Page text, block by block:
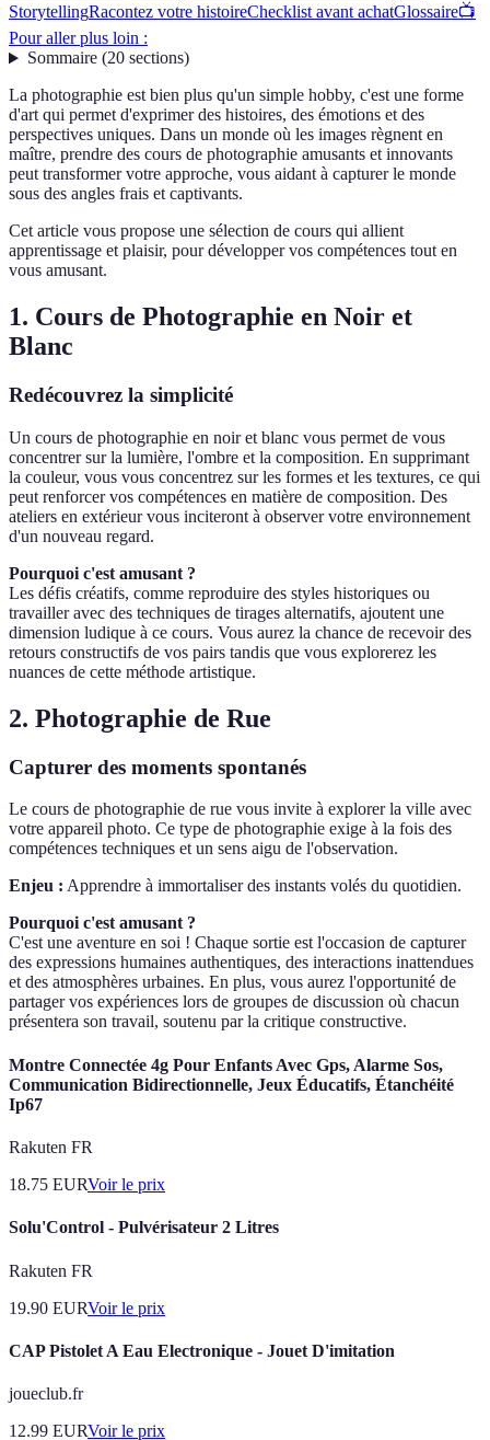
StorytellingRacontez votre histoireChecklist avant achatGlossaire📺
Pour aller plus loin :
Sommaire(20 sections)
La photographie est bien plus qu'un simple hobby, c'est une forme
d'art qui permet d'exprimer des histoires, des émotions et des
perspectives uniques. Dans un monde où les images règnent en
maître, prendre des cours de photographie amusants et innovants
peut transformer votre approche, vous aidant à capturer le monde
sous des angles frais et captivants.
Cet article vous propose une sélection de cours qui allient
apprentissage et plaisir, pour développer vos compétences tout en
vous amusant.
1. Cours de Photographie en Noir et
Blanc
Redécouvrez la simplicité
Un cours de photographie en noir et blanc vous permet de vous
concentrer sur la lumière, l'ombre et la composition. En supprimant
la couleur, vous vous concentrez sur les formes et les textures, ce qui
peut renforcer vos compétences en matière de composition. Des
ateliers en extérieur vous inciteront à observer votre environnement
d'un nouveau regard.
Pourquoi c'est amusant ?
Les défis créatifs, comme reproduire des styles historiques ou
travailler avec des techniques de tirages alternatifs, ajoutent une
dimension ludique à ce cours. Vous aurez la chance de recevoir des
retours constructifs de vos pairs tandis que vous explorerez les
nuances de cette méthode artistique.
2. Photographie de Rue
Capturer des moments spontanés
Le cours de photographie de rue vous invite à explorer la ville avec
votre appareil photo. Ce type de photographie exige à la fois des
compétences techniques et un sens aigu de l'observation.
Enjeu : Apprendre à immortaliser des instants volés du quotidien.
Pourquoi c'est amusant ?
C'est une aventure en soi ! Chaque sortie est l'occasion de capturer
des expressions humaines authentiques, des interactions inattendues
et des atmosphères urbaines. En plus, vous aurez l'opportunité de
partager vos expériences lors de groupes de discussion où chacun
présentera son travail, soutenu par la critique constructive.
Montre Connectée 4g Pour Enfants Avec Gps, Alarme Sos,
Communication Bidirectionnelle, Jeux Éducatifs, Étanchéité
Ip67
Rakuten FR
18.75 EURVoir le prix
Solu'Control - Pulvérisateur 2 Litres
Rakuten FR
19.90 EURVoir le prix
CAP Pistolet A Eau Electronique - Jouet D'imitation
joueclub.fr
12.99 EURVoir le prix